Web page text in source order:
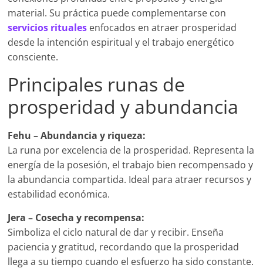
material. Su práctica puede complementarse con
servicios rituales enfocados en atraer prosperidad
desde la intención espiritual y el trabajo energético
consciente.
Principales runas de
prosperidad y abundancia
Fehu – Abundancia y riqueza:
La runa por excelencia de la prosperidad. Representa la
energía de la posesión, el trabajo bien recompensado y
la abundancia compartida. Ideal para atraer recursos y
estabilidad económica.
Jera – Cosecha y recompensa:
Simboliza el ciclo natural de dar y recibir. Enseña
paciencia y gratitud, recordando que la prosperidad
llega a su tiempo cuando el esfuerzo ha sido constante.